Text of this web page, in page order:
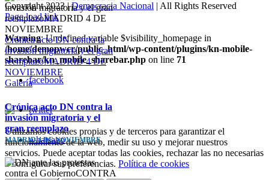
Crónica acto DN contra la
invasión migratoria y el gran
reemplazoMADRID 4 DE
NOVIEMBRE
Galería
Crónica acto DN contra la
invasión migratoria y el
gran reemplazo
MADRID 4 DE NOVIEMBRE
Copyright 2023 |Democracia Nacional | All Rights Reserved
Facebook
Twitter
Instagram
Page load link
Warning: Undefined variable $visibility_homepage in
/home/demopwcr/public_html/wp-content/plugins/kn-mobile-
sharebar/kn_mobile_sharebar.php on line 71
facebook
twitter
whatsapp
Utilizamos cookies propias y de terceros para garantizar el
funcionamiento de la web, medir su uso y mejorar nuestros
servicios. Puede aceptar todas las cookies, rechazar las no necesarias
o configurar sus preferencias. Política de cookies